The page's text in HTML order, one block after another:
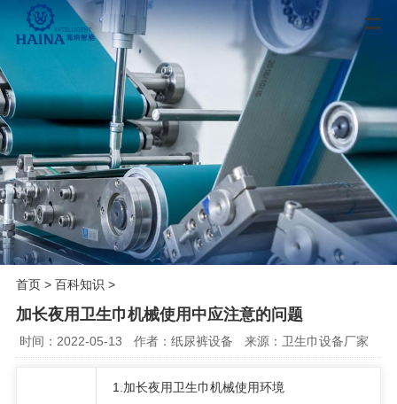
首页> 百科知识 >
加长夜用卫生巾机械使用中应注意的问题
时间：2022-05-13 作者：纸尿裤设备 来源：卫生巾设备厂家
1 加长夜用卫生巾机械使用环境